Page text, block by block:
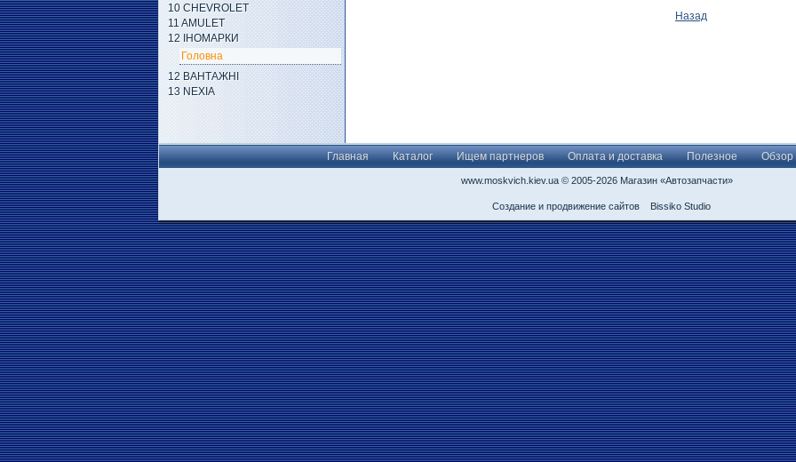
Назад
10 CHEVROLET
11 AMULET
12 ІНОМАРКИ
Головна
12 ВАНТАЖНІ
13 NEXIA
Главная Каталог Ищем партнеров Оплата и доставка Полезное Обзор
www.moskvich.kiev.ua © 2005-2026 Магазин «Автозапчасти»
Создание и продвижение сайтов Bissiko Studio